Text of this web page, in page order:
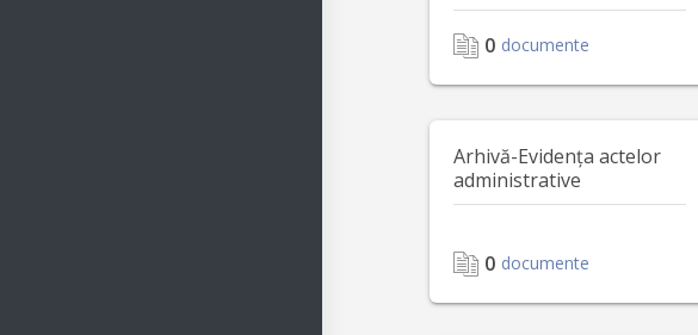
0 documente
Arhivă-Evidența actelor
administrative
0 documente